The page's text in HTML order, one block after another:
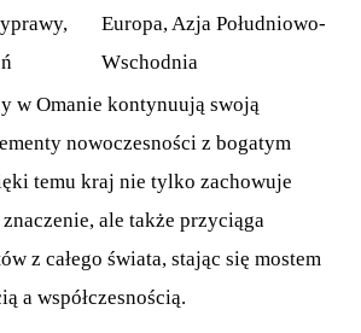
Europa, Azja Południowo-
Wschodnia
w Omanie kontynuują swoją
nowoczesności z bogatym
temu kraj nie tylko zachowuje
ale także przyciąga
z całego świata, stając się mostem
a współczesnością.